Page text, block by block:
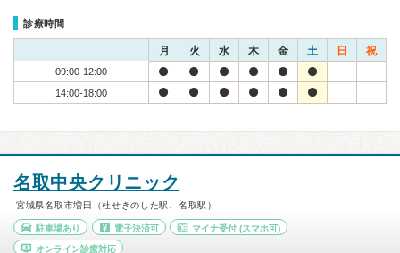
診療時間
月 火 水 木 金 土 日 祝
09:00-12:00
14:00-18:00
名取中央クリニック
宮城県名取市増田（杜せきのした駅、名取駅）
駐車場あり 電子決済可 マイナ受付 (スマホ可)
オンライン診療対応